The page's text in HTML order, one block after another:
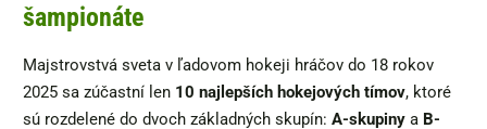
šampionáte
Majstrovstvá sveta v ľadovom hokeji hráčov do 18 rokov
2025 sa zúčastní len 10 najlepších hokejových tímov, ktoré
sú rozdelené do dvoch základných skupín: A-skupiny a B-